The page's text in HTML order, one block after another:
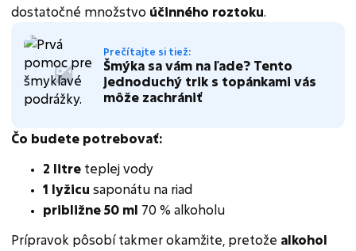
dostatočné množstvo účinného roztoku.
Prečítajte si tiež:
Šmýka sa vám na ľade? Tento
jednoduchý trik s topánkami vás
môže zachrániť
Čo budete potrebovať:
2 litre teplej vody
1 lyžicu saponátu na riad
približne 50 ml 70 % alkoholu
Prípravok pôsobí takmer okamžite, pretože alkohol